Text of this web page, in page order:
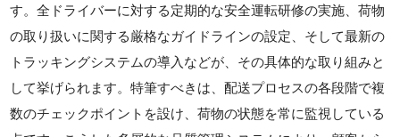
す。全ドライバーに対する定期的な安全運転研修の実施、荷物
の取り扱いに関する厳格なガイドラインの設定、そして最新の
トラッキングシステムの導入などが、その具体的な取り組みと
して挙げられます。特筆すべきは、配送プロセスの各段階で複
数のチェックポイントを設け、荷物の状態を常に監視している